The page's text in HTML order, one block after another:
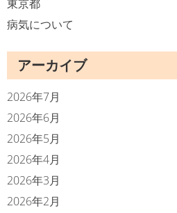
東京都
病気について
アーカイブ
2026年7月
2026年6月
2026年5月
2026年4月
2026年3月
2026年2月